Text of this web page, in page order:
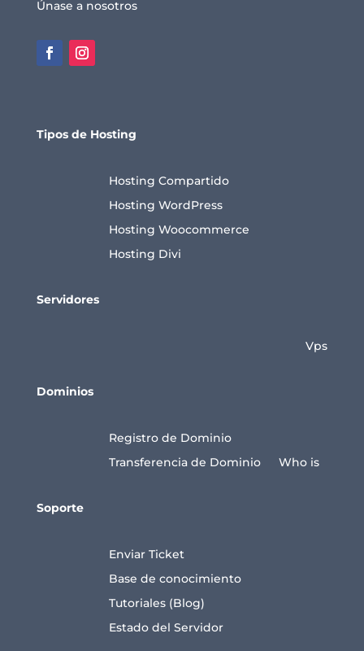
Únase a nosotros
Tipos de Hosting
Hosting Compartido
Hosting WordPress
Hosting Woocommerce
Hosting Divi
Servidores
Vps
Dominios
Registro de Dominio
Transferencia de Dominio
Who is
Soporte
Enviar Ticket
Base de conocimiento
Tutoriales (Blog)
Estado del Servidor